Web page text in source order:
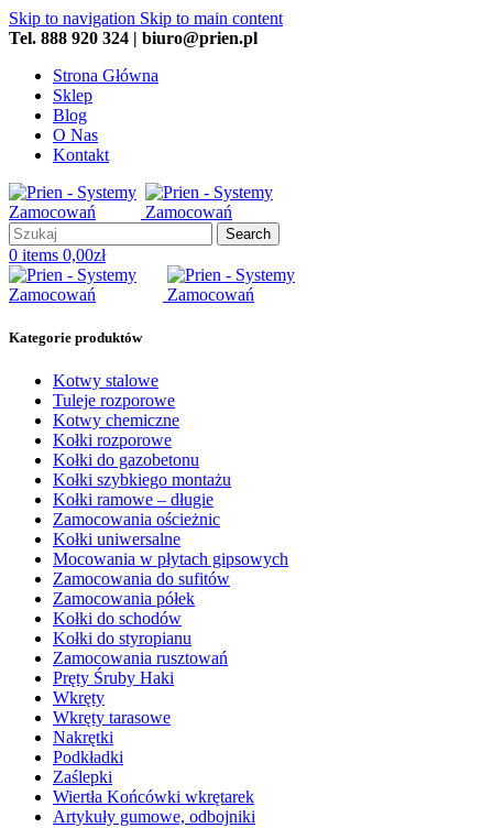
Skip to navigation Skip to main content
Tel. 888 920 324 | biuro@prien.pl
Strona Główna
Sklep
Blog
O Nas
Kontakt
Search
0 items 0,00zł
Kategorie produktów
Kotwy stalowe
Tuleje rozporowe
Kotwy chemiczne
Kołki rozporowe
Kołki do gazobetonu
Kołki szybkiego montażu
Kołki ramowe – długie
Zamocowania ościeżnic
Kołki uniwersalne
Mocowania w płytach gipsowych
Zamocowania do sufitów
Zamocowania półek
Kołki do schodów
Kołki do styropianu
Zamocowania rusztowań
Pręty Śruby Haki
Wkręty
Wkręty tarasowe
Nakrętki
Podkładki
Zaślepki
Wiertła Końcówki wkrętarek
Artykuły gumowe, odbojniki